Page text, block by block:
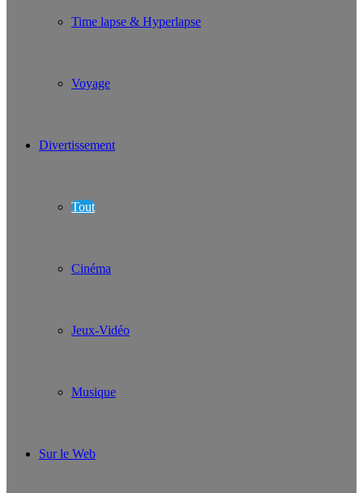
Time lapse & Hyperlapse
Voyage
Divertissement
Tout
Cinéma
Jeux-Vidéo
Musique
Sur le Web